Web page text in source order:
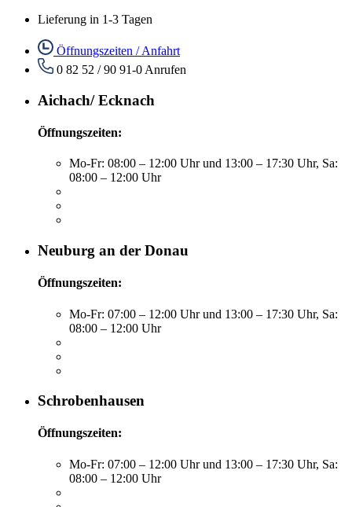
Lieferung in 1-3 Tagen
Öffnungszeiten / Anfahrt
0 82 52 / 90 91-0 Anrufen
Aichach/ Ecknach
Öffnungszeiten:
Mo-Fr: 08:00 – 12:00 Uhr und 13:00 – 17:30 Uhr, Sa:
08:00 – 12:00 Uhr
Neuburg an der Donau
Öffnungszeiten:
Mo-Fr: 07:00 – 12:00 Uhr und 13:00 – 17:30 Uhr, Sa:
08:00 – 12:00 Uhr
Schrobenhausen
Öffnungszeiten:
Mo-Fr: 07:00 – 12:00 Uhr und 13:00 – 17:30 Uhr, Sa:
08:00 – 12:00 Uhr